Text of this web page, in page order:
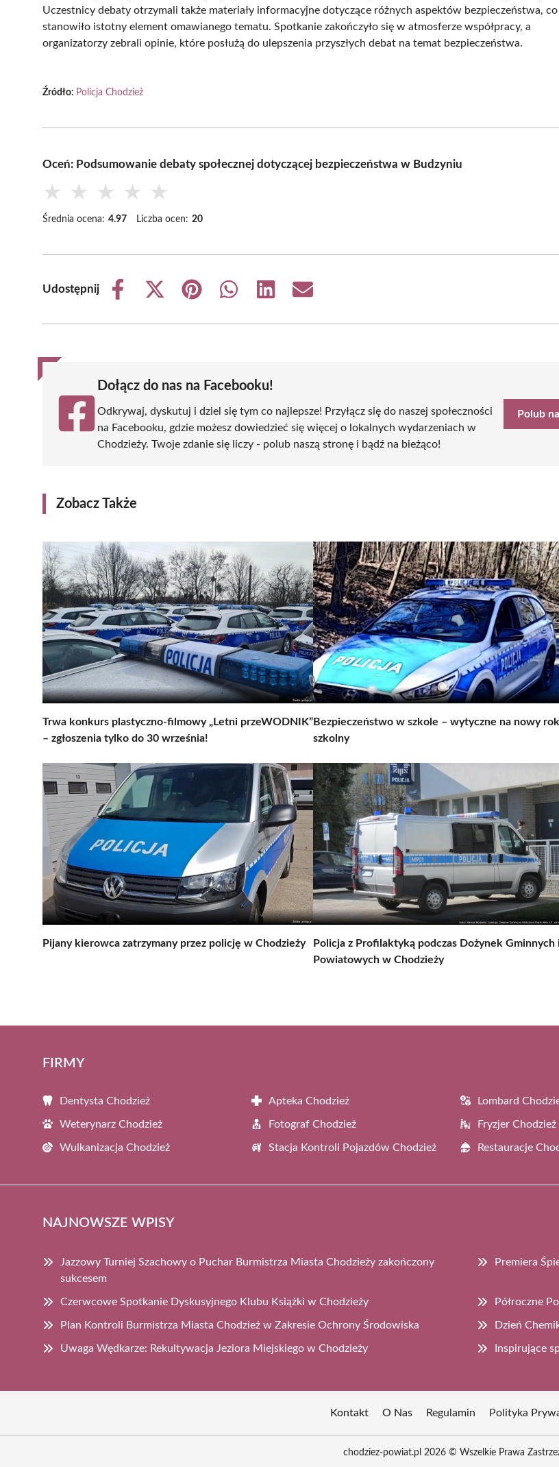
Uczestnicy debaty otrzymali także materiały informacyjne dotyczące różnych aspektów bezpieczeństwa, co
stanowiło istotny element omawianego tematu. Spotkanie zakończyło się w atmosferze współpracy, a
organizatorzy zebrali opinie, które posłużą do ulepszenia przyszłych debat na temat bezpieczeństwa.
Źródło: Policja Chodzież
Oceń: Podsumowanie debaty społecznej dotyczącej bezpieczeństwa w Budzyniu
★ ★ ★ ★ ★
Średnia ocena: 4.97 Liczba ocen: 20
Udostępnij
Share
Share
(Twitter)
Share
Share
Share
Share
Dołącz do nas na Facebooku!
Odkrywaj, dyskutuj i dziel się tym co najlepsze! Przyłącz się do naszej społeczności
na Facebooku, gdzie możesz dowiedzieć się więcej o lokalnych wydarzeniach w
Chodzieży. Twoje zdanie się liczy - polub naszą stronę i bądź na bieżąco!
Polub
Zobacz Także
Trwa konkurs plastyczno-filmowy „Letni przeWODNIK”
– zgłoszenia tylko do 30 września!
Bezpieczeństwo w szkole – wytyczne na nowy rok
szkolny
Pijany kierowca zatrzymany przez policję w Chodzieży
Policja z Profilaktyką podczas Dożynek Gminnych
Powiatowych w Chodzieży
FIRMY
Dentysta Chodzież Apteka Chodzież Lombard
Weterynarz Chodzież Fotograf Chodzież Fryzjer Chodzież
Wulkanizacja Chodzież Stacja Kontroli Pojazdów Chodzież Restauracje
NAJNOWSZE WPISY
Jazzowy Turniej Szachowy o Puchar Burmistrza Miasta Chodzieży zakończony
sukcesem
Premiera
Czerwcowe Spotkanie Dyskusyjnego Klubu Książki w Chodzieży Półroczne
Plan Kontroli Burmistrza Miasta Chodzież w Zakresie Ochrony Środowiska Dzień
Uwaga Wędkarze: Rekultywacja Jeziora Miejskiego w Chodzieży Inspirujące
Kontakt O Nas Regulamin Polityka
chodziez-powiat.pl 2026 © Wszelkie Prawa